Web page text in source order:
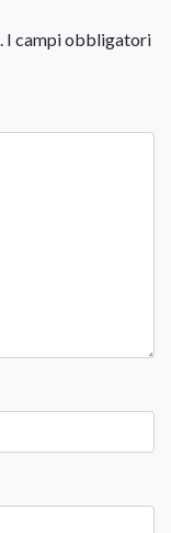
I campi obbligatori